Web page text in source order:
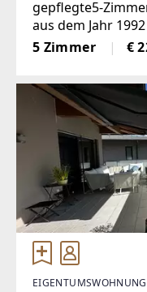
gepflegte5-
aus dem Jahr
12qm
entspannte
5 Zimmer €